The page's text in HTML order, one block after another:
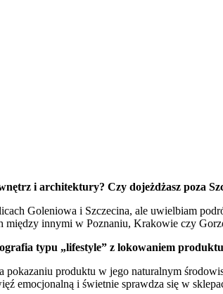
i architektury? Czy dojeżdżasz poza
Goleniowa i Szczecina, ale uwielbiam
między innymi w Poznaniu, Krakowie czy
typu „lifestyle” z lokowaniem
pokazaniu produktu w jego naturalnym
emocjonalną i świetnie sprawdza się w